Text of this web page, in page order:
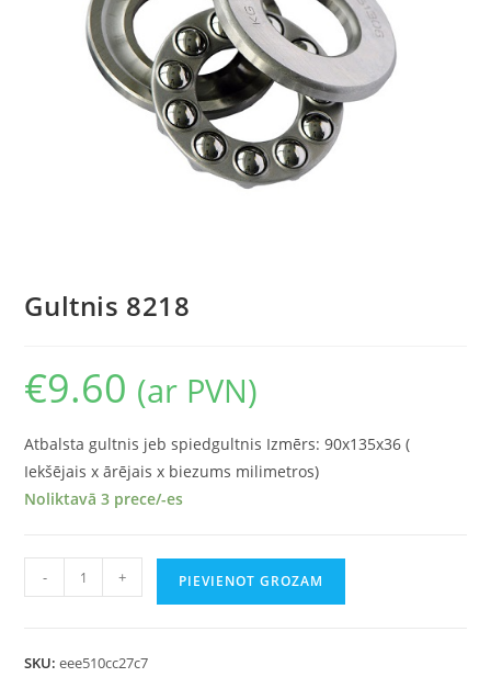
Gultnis 8218
€9.60 (ar PVN)
Atbalsta gultnis jeb spiedgultnis Izmērs: 90x135x36 (
Iekšējais x ārējais x biezums milimetros)
Noliktavā 3 prece/-es
- + PIEVIENOT GROZAM
SKU:eee510cc27c7